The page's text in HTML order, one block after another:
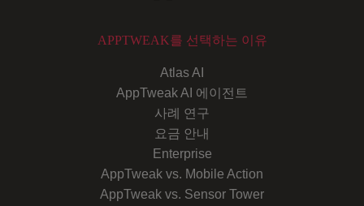
APPTWEAK를 선택하는 이유
Atlas AI
AppTweak AI 에이전트
사례 연구
요금 안내
Enterprise
AppTweak vs. Mobile Action
AppTweak vs. Sensor Tower